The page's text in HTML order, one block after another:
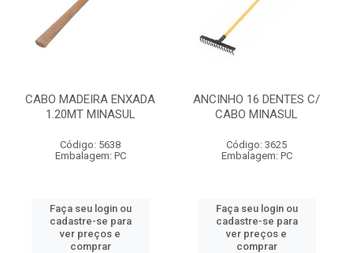
CABO MADEIRA ENXADA
1.20MT MINASUL
Código: 5638
Embalagem: PC
Faça seu login ou
cadastre-se para
ver preços e
comprar
ANCINHO 16 DENTES C/
CABO MINASUL
Código: 3625
Embalagem: PC
Faça seu login ou
cadastre-se para
ver preços e
comprar